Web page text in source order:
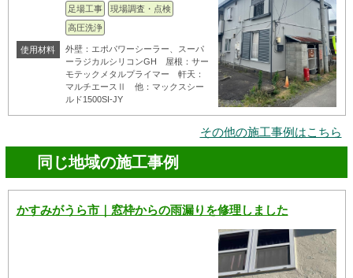
足場工事
現場調査・点検
高圧洗浄
使用材料
外壁：エポパワーシーラー、スーパ
ーラジカルシリコンGH 屋根：サー
モテックメタルプライマー 軒天：
マルチエースⅡ 他：マックスシー
ルド1500SI-JY
その他の施工事例はこちら
同じ地域の施工事例
かすみがうら市｜窓枠からの雨漏りを修理しました